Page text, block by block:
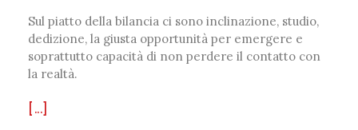
Sul piatto della bilancia ci sono inclinazione, studio,
dedizione, la giusta opportunità per emergere e
soprattutto capacità di non perdere il contatto con
la realtà.
[...]